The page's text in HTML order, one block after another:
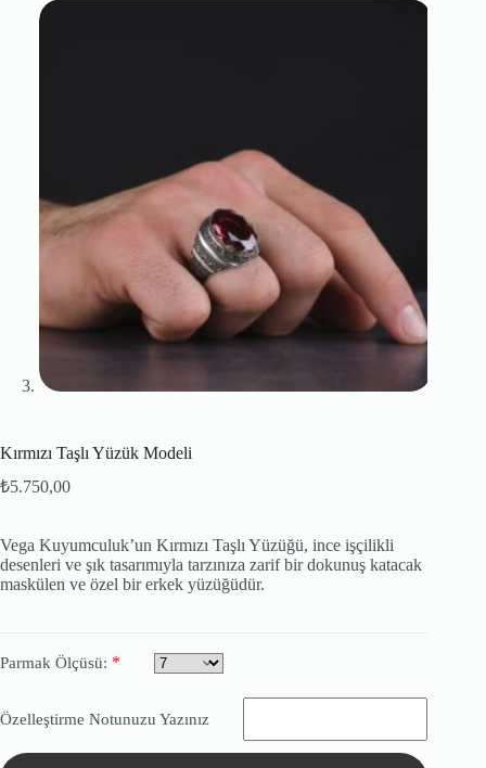
Kırmızı Taşlı Yüzük Modeli
₺5.750,00
Vega Kuyumculuk’un Kırmızı Taşlı Yüzüğü, ince işçilikli
desenleri ve şık tasarımıyla tarzınıza zarif bir dokunuş katacak
maskülen ve özel bir erkek yüzüğüdür.
Parmak Ölçüsü: *
Özelleştirme Notunuzu Yazınız